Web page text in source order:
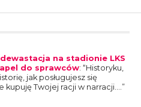
na stadionie LKS
do sprawców: “Historyku,
jak posługujesz się
Twojej racji w narracji.… ”